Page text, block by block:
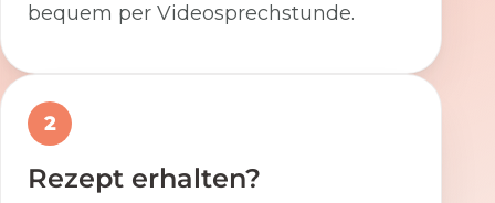
bequem per Videosprechstunde.
2
Rezept erhalten?